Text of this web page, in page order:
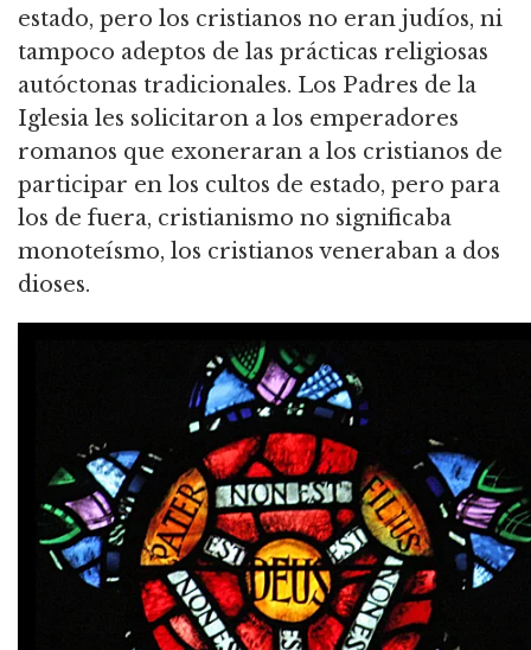
estado, pero los cristianos no eran judíos, ni
tampoco adeptos de las prácticas religiosas
autóctonas tradicionales. Los Padres de la
Iglesia les solicitaron a los emperadores
romanos que exoneraran a los cristianos de
participar en los cultos de estado, pero para
los de fuera, cristianismo no significaba
monoteísmo, los cristianos veneraban a dos
dioses.